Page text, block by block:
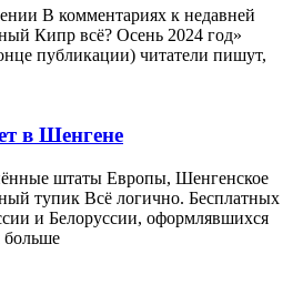
В комментариях к недавней
Кипр всё? Осень 2024 год»
публикации) читатели пишут,
в Шенгене
штаты Европы, Шенгенское
тупик Всё логично. Бесплатных
и Белоруссии, оформлявшихся
больше